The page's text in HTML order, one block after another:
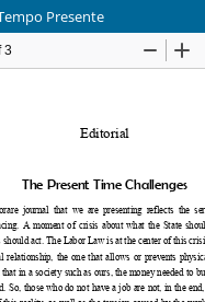
Presente